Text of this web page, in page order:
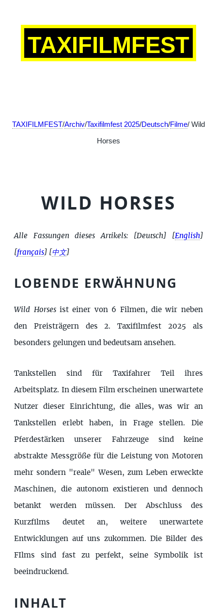
TAXIFILMFEST
TAXIFILMFEST/Archiv/Taxifilmfest 2025/Deutsch/Filme/ Wild
Horses
WILD HORSES
Alle Fassungen dieses Artikels: [Deutsch] [ English]
[ français] [ 中文]
LOBENDE ERWÄHNUNG
Wild Horsesist einer von 6 Filmen, die wir neben
den Preisträgern des 2. Taxifilmfest 2025 als
besonders gelungen und bedeutsam ansehen.
Tankstellen sind für Taxifahrer Teil ihres
Arbeitsplatz. In diesem Film erscheinen unerwartete
Nutzer dieser Einrichtung, die alles, was wir an
Tankstellen erlebt haben, in Frage stellen. Die
Pferdestärken unserer Fahrzeuge sind keine
abstrakte Messgröße für die Leistung von Motoren
mehr sondern "reale" Wesen, zum Leben erweckte
Maschinen, die autonom existieren und dennoch
betankt werden müssen. Der Abschluss des
Kurzfilms deutet an, weitere unerwartete
Entwicklungen auf uns zukommen. Die Bilder des
FIlms sind fast zu perfekt, seine Symbolik ist
beeindruckend.
INHALT